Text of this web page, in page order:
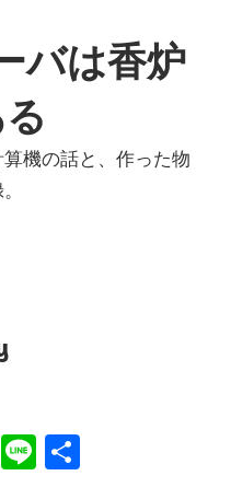
バは香炉
機の話と、作った物
Facebook
Line